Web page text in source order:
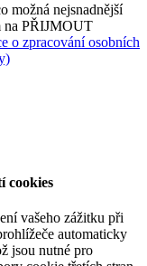
možná nejsnadnější
na PŘIJMOUT
o zpracování osobních
cookies
vašeho zážitku při
automaticky
jsou nutné pro